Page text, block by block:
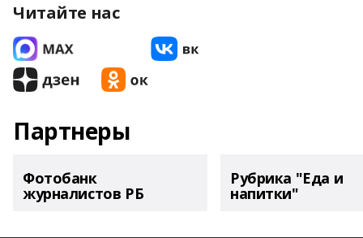
Читайте нас
Партнеры
Фотобанк
журналистов РБ
Рубрика "Еда и
напитки"